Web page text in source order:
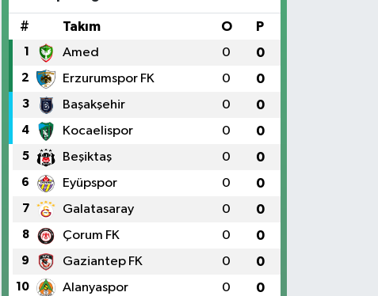
# Takım O P
1 Amed 0 0
2 Erzurumspor FK 0 0
3 Başakşehir 0 0
4 Kocaelispor 0 0
5 Beşiktaş 0 0
6 Eyüpspor 0 0
7 Galatasaray 0 0
8 Çorum FK 0 0
9 Gaziantep FK 0 0
10 Alanyaspor 0 0